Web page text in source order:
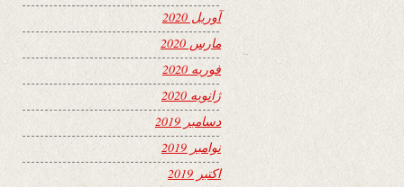
آوریل 2020
مارس 2020
فوریه 2020
ژانویه 2020
دسامبر 2019
نوامبر 2019
اکتبر 2019